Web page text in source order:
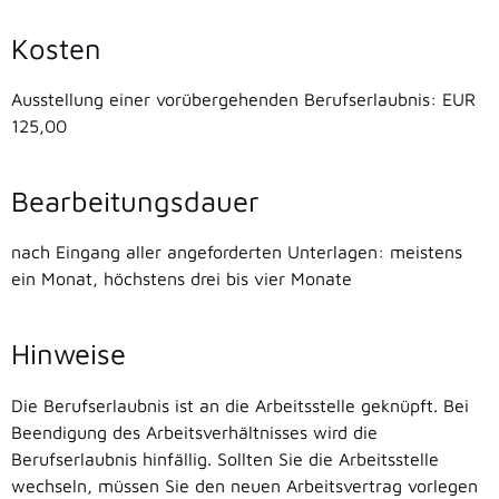
Kosten
Ausstellung einer vorübergehenden Berufserlaubnis: EUR
125,00
Bearbeitungsdauer
nach Eingang aller angeforderten Unterlagen: meistens
ein Monat, höchstens drei bis vier Monate
Hinweise
Die Berufserlaubnis ist an die Arbeitsstelle geknüpft. Bei
Beendigung des Arbeitsverhältnisses wird die
Berufserlaubnis hinfällig. Sollten Sie die Arbeitsstelle
wechseln, müssen Sie den neuen Arbeitsvertrag vorlegen